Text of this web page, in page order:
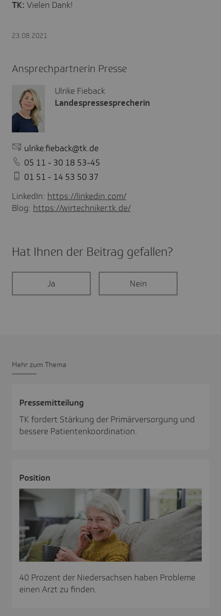
TK: Vielen Dank!
23.08.2021
Ansprechpartnerin Presse
Ulrike Fieback
Landespressesprecherin
ulrike.fieback@tk.de
05 11 - 30 18 53-45
01 51 - 14 53 50 37
LinkedIn: https://linkedin.com/
Blog: https://wirtechniker.tk.de/
Hat Ihnen der Beitrag gefal­len?
Ja Nein
Mehr zum Thema
Pres­se­mit­tei­lung
TK fordert Stärkung der Primärversorgung und
bessere Patientenkoordination.
Posi­tion
40 Prozent der Niedersachsen haben Probleme
einen Arzt zu finden.